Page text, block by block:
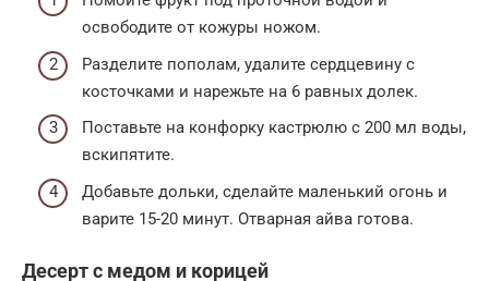
освободите от кожуры ножом.
Разделите пополам, удалите сердцевину с
косточками и нарежьте на 6 равных долек.
Поставьте на конфорку кастрюлю с 200 мл воды,
вскипятите.
Добавьте дольки, сделайте маленький огонь и
варите 15-20 минут. Отварная айва готова.
Десерт с медом и корицей